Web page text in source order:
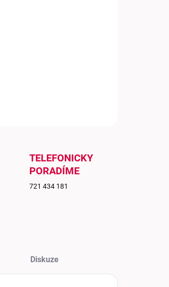
TELEFONICKY
PORADÍME
721 434 181
Diskuze